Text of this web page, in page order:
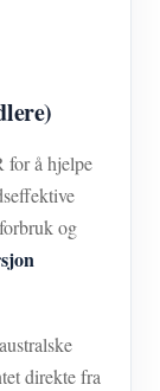
for å hjelpe
og
direkte fra